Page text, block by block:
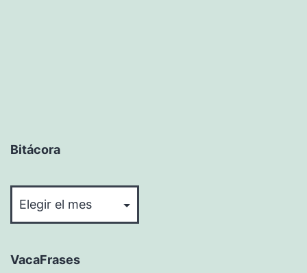
Bitácora
VacaFrases